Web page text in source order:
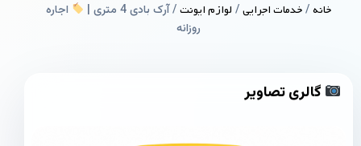
خانه/خدمات اجرایی/ لوازم ایونت/ آرک بادی 4 متری |
اجاره
روزانه
گالری تصاویر